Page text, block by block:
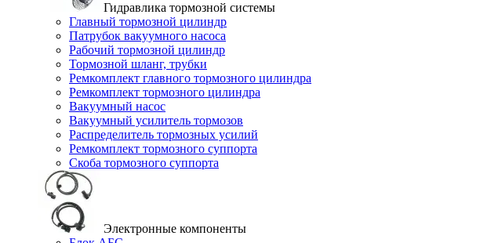
Гидравлика тормозной системы
Главный тормозной цилиндр
Патрубок вакуумного насоса
Рабочий тормозной цилиндр
Тормозной шланг, трубки
Ремкомплект главного тормозного цилиндра
Ремкомплект тормозного цилиндра
Вакуумный насос
Вакуумный усилитель тормозов
Распределитель тормозных усилий
Ремкомплект тормозного суппорта
Скоба тормозного суппорта
Электронные компоненты